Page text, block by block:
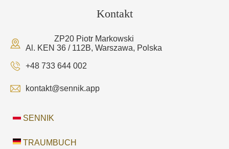
Kontakt
ZP20 Piotr Markowski
Al. KEN 36 / 112B, Warszawa, Polska
+48 733 644 002
kontakt@sennik.app
SENNIK
TRAUMBUCH